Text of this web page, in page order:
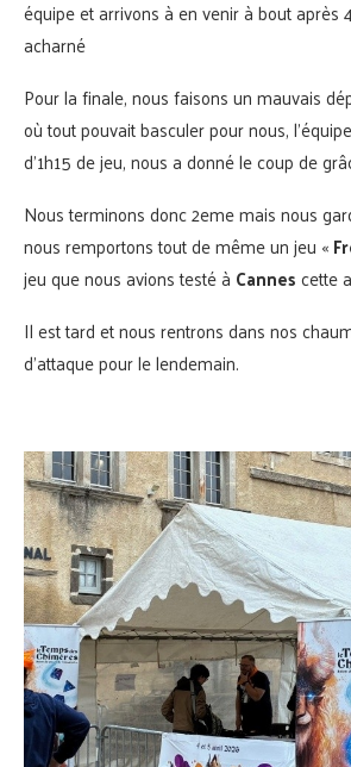
équipe et arrivons à en venir à bout après
acharné
Pour la finale, nous faisons un mauvais
où tout pouvait basculer pour nous,
d’1h15 de jeu, nous a donné le coup de
Nous terminons donc 2eme mais nous
nous remportons tout de même un jeu «
jeu que nous avions testé à Cannescette
Il est tard et nous rentrons dans nos
d’attaque pour le lendemain.